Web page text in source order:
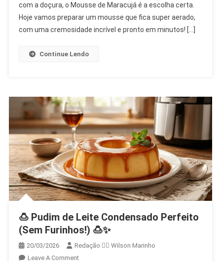
Cremoso
E
Refrescante:
Sobremesa
com a doçura, o Mousse de Maracujá é a escolha certa.
Hoje vamos preparar um mousse que fica super aerado,
com uma cremosidade incrível e pronto em minutos! […]
Continue Lendo
🍮 Pudim de Leite Condensado Perfeito
(Sem Furinhos!) 🍮✨
20/03/2026
Redação 👨‍⚖️​ Wilson Marinho
Leave A CommentOn